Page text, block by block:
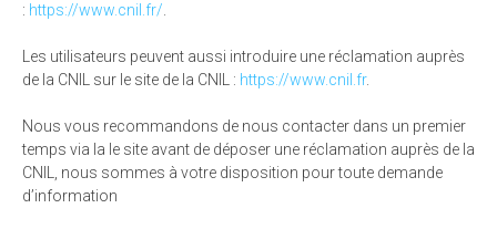
: https://www.cnil.fr/
Les utilisateurs peuvent aussi introduire une réclamation auprès
de la CNIL sur le site de la CNIL : https://www.cnil.fr.
Nous vous recommandons de nous contacter dans un premier
temps via la le site avant de déposer une réclamation auprès de la
CNIL, nous sommes à votre disposition pour toute demande
d’information